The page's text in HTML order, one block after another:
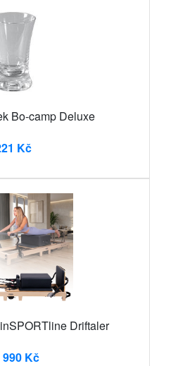
Bo-camp Deluxe
Kč
Driftaler
990 Kč